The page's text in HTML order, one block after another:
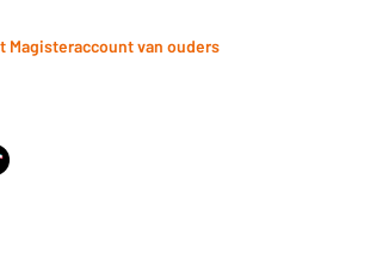
Magisteraccount van ouders